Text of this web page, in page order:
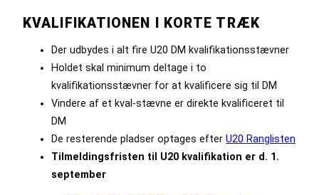
KVALIFIKATIONEN I KORTE TRÆK
Der udbydes i alt fire U20 DM kvalifikationsstævner
Holdet skal minimum deltage i to
kvalifikationsstævner for at kvalificere sig til DM
Vindere af et kval-stævne er direkte kvalificeret til
DM
De resterende pladser optages efter U20 Ranglisten
Tilmeldingsfristen til U20 kvalifikation er d. 1.
september